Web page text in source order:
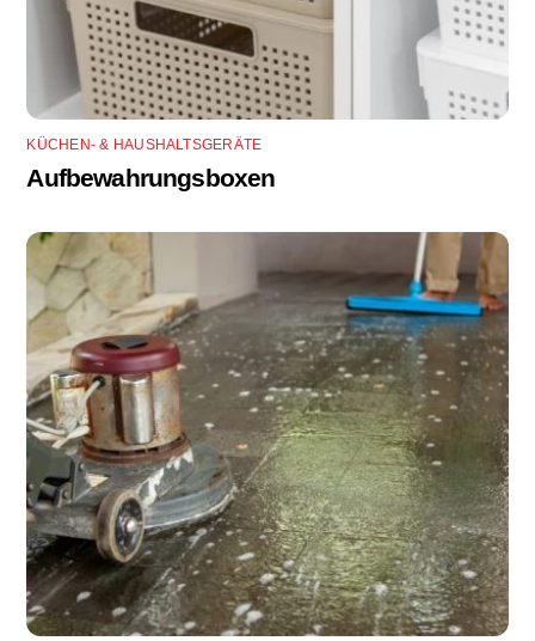
KÜCHEN- & HAUSHALTSGERÄTE
Aufbewahrungsboxen